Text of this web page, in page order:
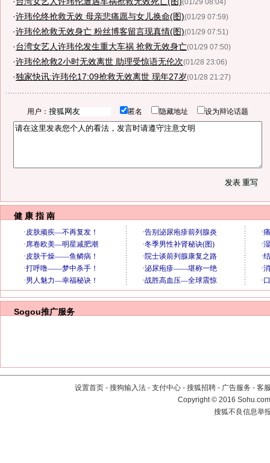
(01/29 08:04)
·许玮伦终抢救无效 母亲悲痛愿与女儿换命(图)(01/29 07:59)
·许玮伦抢救无效身亡 粉丝博客留言现真情(图)(01/29 07:51)
·台湾女艺人许玮伦发生重大车祸 抢救无效身亡(01/29 07:50)
·许玮伦抢救2小时无效离世 助理受惊语无伦次(01/28 23:06)
·独家快讯:许玮伦17:09抢救无效离世 现年27岁(01/28 21:27)
用户： 匿名 隐藏地址 设为辩论话题
健 康 指 南
Sogou推广服务
设置首页 - 搜狗输入法 - 支付中心 - 搜狐招聘 - 广告服务 - 客
Copyright©2016
搜狐不良信息举